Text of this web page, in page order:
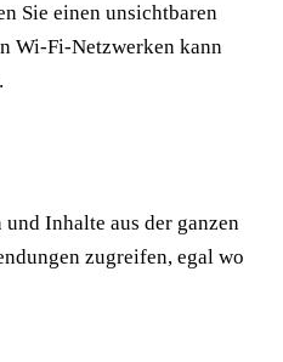
Sie einen unsichtbaren
Wi-Fi-Netzwerken kann
Inhalte aus der ganzen
zugreifen, egal wo